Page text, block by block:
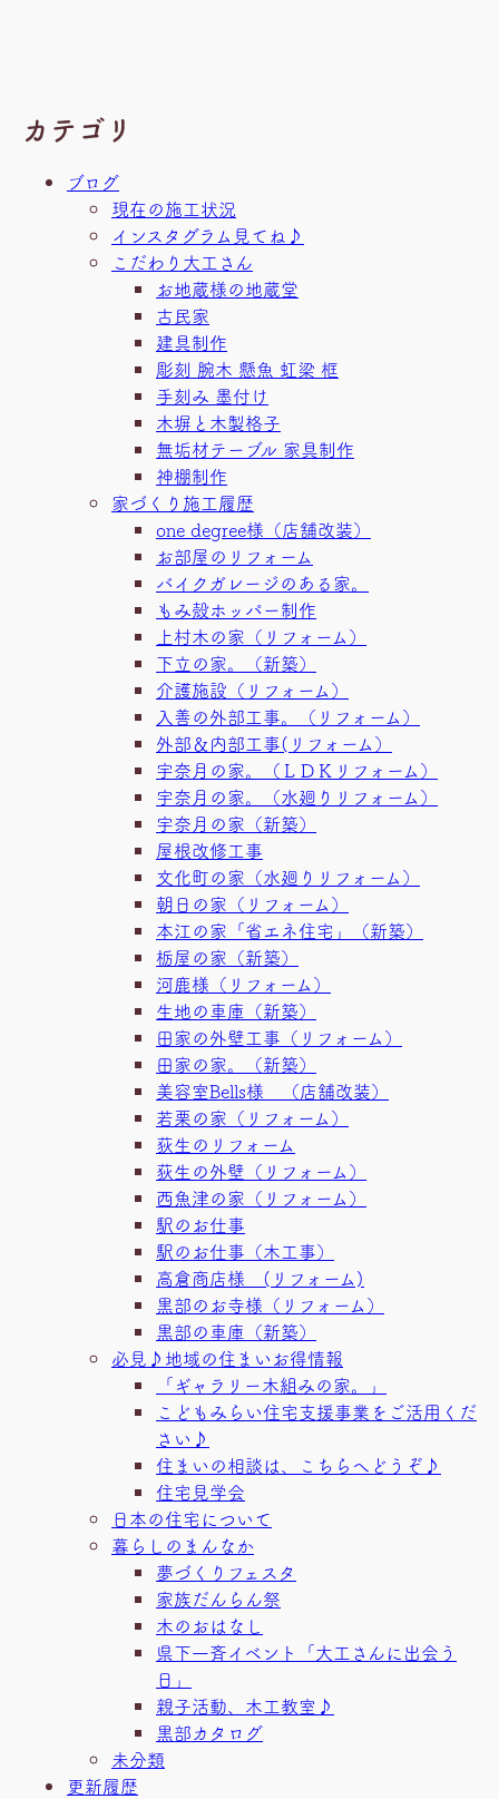
カテゴリ
ブログ
現在の施工状況
インスタグラム見てね♪
こだわり大工さん
お地蔵様の地蔵堂
古民家
建具制作
彫刻 腕木 懸魚 虹梁 框
手刻み 墨付け
木塀と木製格子
無垢材テーブル 家具制作
神棚制作
家づくり施工履歴
one degree様（店舗改装）
お部屋のリフォーム
バイクガレージのある家。
もみ殻ホッパー制作
上村木の家（リフォーム）
下立の家。（新築）
介護施設（リフォーム）
入善の外部工事。（リフォーム）
外部＆内部工事(リフォーム）
宇奈月の家。（ＬＤＫリフォーム）
宇奈月の家。（水廻りリフォーム）
宇奈月の家（新築）
屋根改修工事
文化町の家（水廻りリフォーム）
朝日の家（リフォーム）
本江の家「省エネ住宅」（新築）
栃屋の家（新築）
河鹿様（リフォーム）
生地の車庫（新築）
田家の外壁工事（リフォーム）
田家の家。（新築）
美容室Bells様 （店舗改装）
若栗の家（リフォーム）
荻生のリフォーム
荻生の外壁（リフォーム）
西魚津の家（リフォーム）
駅のお仕事
駅のお仕事（木工事）
高倉商店様 (リフォーム)
黒部のお寺様（リフォーム）
黒部の車庫（新築）
必見♪地域の住まいお得情報
「ギャラリー木組みの家。」
こどもみらい住宅支援事業をご活用くだ
さい♪
住まいの相談は、こちらへどうぞ♪
住宅見学会
日本の住宅について
暮らしのまんなか
夢づくりフェスタ
家族だんらん祭
木のおはなし
県下一斉イベント「大工さんに出会う
日」
親子活動、木工教室♪
黒部カタログ
未分類
更新履歴